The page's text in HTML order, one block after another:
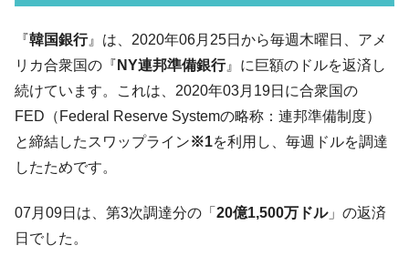
い「50.5％」に上昇
『Money1』
韓国大統領府ボンクラ政策室長が告発され
た ⇒ 国家が行った恐るべき株価操作であり、空前の国政壟
『Money1』
韓国･警察職員が「丸刈りになって抗議活
『Money1』
国の過剰生産が世界を蝕む。
『Money1』
韓国製造業「半導体絶好調」のウラで他業
種は全般的「不調」⇒ PSIが示す現況は決して良くない。
『韓国銀行』は、2020年06月25日から毎週木曜日、アメ
リカ合衆国の『 NY連邦準備銀行』に巨額のドルを返済し
続けています。これは、2020年03月19日に合衆国の
FED（Federal Reserve Systemの略称：連邦準備制度）
と締結したスワップライン※1を利用し、毎週ドルを調達
したためです。
07月09日は、第3次調達分の「 20億1,500万ドル」の返済
日でした。